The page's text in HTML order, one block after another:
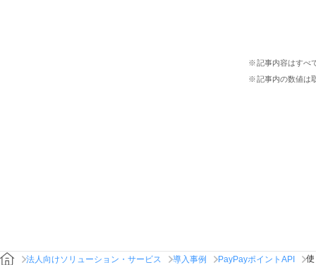
記事内容はすべ
記事内の数値は
法人向けソリューション・サービス 導入事例 PayPayポイントAPI